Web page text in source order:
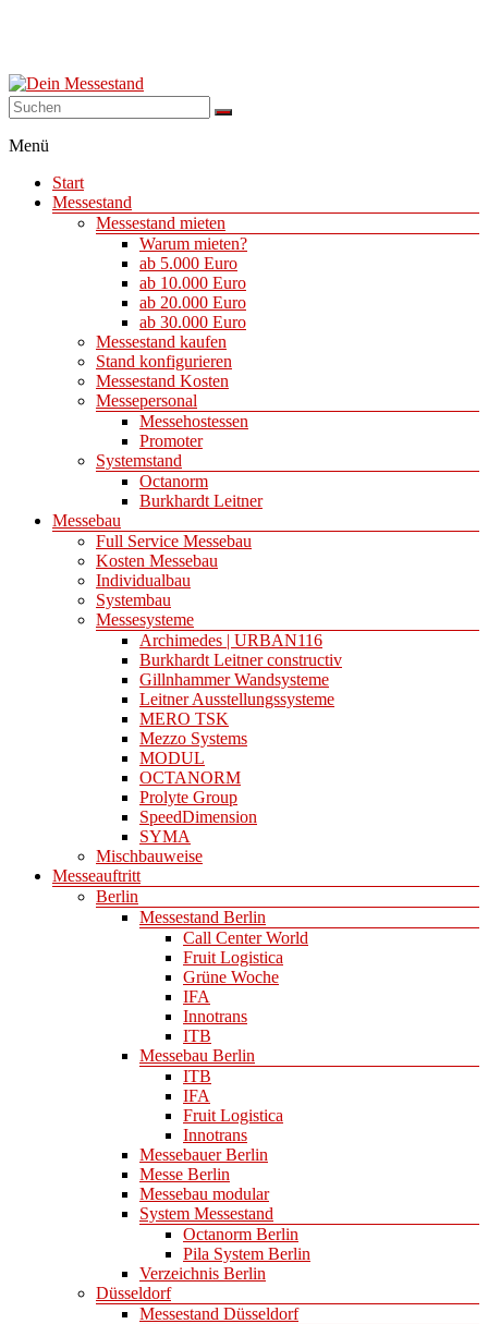
Dein
Messestand
Messebau
Messestände
Menü
Start
Messestand
Messestand mieten
Warum mieten?
ab 5.000 Euro
ab 10.000 Euro
ab 20.000 Euro
ab 30.000 Euro
Messestand kaufen
Stand konfigurieren
Messestand Kosten
Messepersonal
Messehostessen
Promoter
Systemstand
Octanorm
Burkhardt Leitner
Messebau
Full Service Messebau
Kosten Messebau
Individualbau
Systembau
Messesysteme
Archimedes | URBAN116
Burkhardt Leitner constructiv
Gillnhammer Wandsysteme
Leitner Ausstellungssysteme
MERO TSK
Mezzo Systems
MODUL
OCTANORM
Prolyte Group
SpeedDimension
SYMA
Mischbauweise
Messeauftritt
Berlin
Messestand Berlin
Call Center World
Fruit Logistica
Grüne Woche
IFA
Innotrans
ITB
Messebau Berlin
ITB
IFA
Fruit Logistica
Innotrans
Messebauer Berlin
Messe Berlin
Messebau modular
System Messestand
Octanorm Berlin
Pila System Berlin
Verzeichnis Berlin
Düsseldorf
Messestand Düsseldorf